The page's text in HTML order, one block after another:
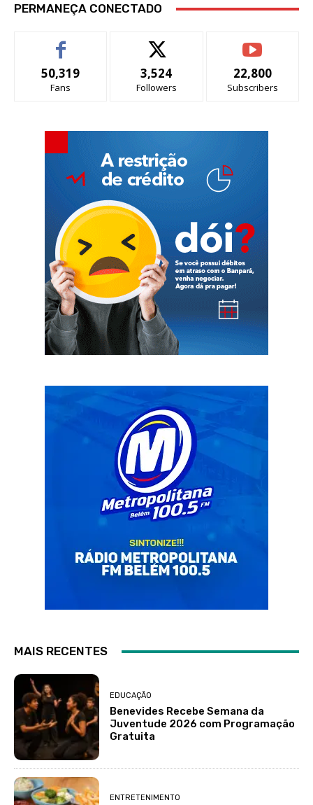
PERMANEÇA CONECTADO
50,319
Fans
3,524
Followers
22,800
Subscribers
MAIS RECENTES
EDUCAÇÃO
Benevides Recebe Semana da
Juventude 2026 com Programação
Gratuita
ENTRETENIMENTO